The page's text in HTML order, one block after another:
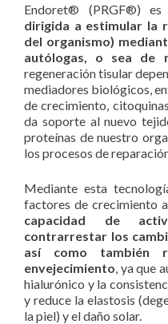
Endoret® (PRGF®) es
dirigida a estimular la
del organismo)
autólogas, o sea de
regeneración tisular
mediadores biológicos,
de crecimiento,
da soporte al nuevo
proteínas de nuestro
los procesos de
Mediante esta
factores de crecimiento
capacidad de
contrarrestar los
así como también
envejecimiento, ya que
hialurónico y la
y reduce la elastosis
la piel) y el daño solar.